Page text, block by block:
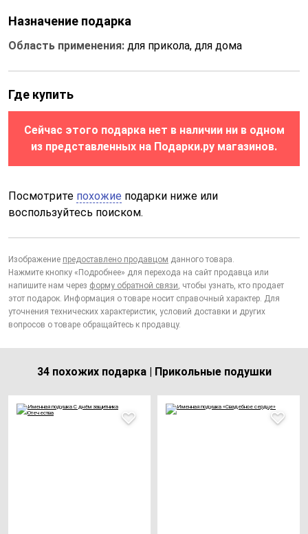
Назначение подарка
Область применения: для прикола, для дома
Где купить
Сейчас этого подарка нет в наличии ни в одном
из представленных на Подарки.ру магазинов.
Посмотрите похожие подарки ниже или
воспользуйтесь поиском.
Изображение предоставлено продавцом данного товара.
Нажмите кнопку «Подробнее» для перехода на сайт продавца или
напишите нам через форму обратной связи, чтобы узнать, кто продает
этот подарок. Информация о товаре носит справочный характер. Для
уточнения технических характеристик, условий доставки и других
вопросов о товаре обращайтесь к продавцу.
34 похожих подарка | Прикольные подушки